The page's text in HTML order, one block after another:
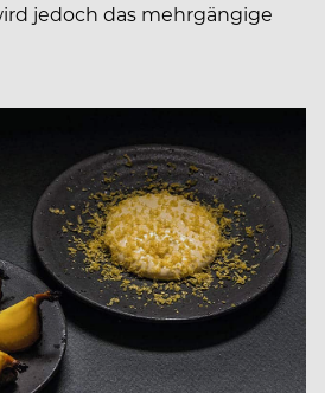
jedoch das mehrgängige